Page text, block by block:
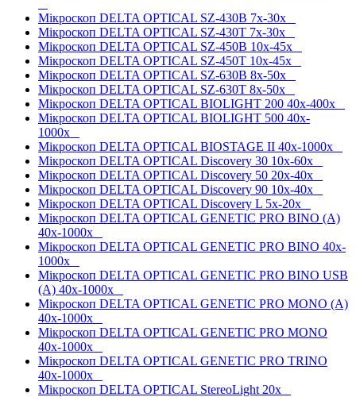
Мікроскоп DELTA OPTICAL SZ-430B 7х-30х
Мікроскоп DELTA OPTICAL SZ-430T 7х-30х
Мікроскоп DELTA OPTICAL SZ-450B 10х-45х
Мікроскоп DELTA OPTICAL SZ-450T 10х-45х
Мікроскоп DELTA OPTICAL SZ-630B 8х-50х
Мікроскоп DELTA OPTICAL SZ-630T 8х-50х
Мікроскоп DELTA OPTICAL BIOLIGHT 200 40x-400x
Мікроскоп DELTA OPTICAL BIOLIGHT 500 40x-
1000x
Мікроскоп DELTA OPTICAL BIOSTAGE II 40x-1000x
Мікроскоп DELTA OPTICAL Discovery 30 10x-60x
Мікроскоп DELTA OPTICAL Discovery 50 20x-40x
Мікроскоп DELTA OPTICAL Discovery 90 10x-40x
Мікроскоп DELTA OPTICAL Discovery L 5x-20x
Мікроскоп DELTA OPTICAL GENETIC PRO BINO (A)
40x-1000x
Мікроскоп DELTA OPTICAL GENETIC PRO BINO 40x-
1000x
Мікроскоп DELTA OPTICAL GENETIC PRO BINO USB
(A) 40x-1000x
Мікроскоп DELTA OPTICAL GENETIC PRO MONO (A)
40x-1000x
Мікроскоп DELTA OPTICAL GENETIC PRO MONO
40x-1000x
Мікроскоп DELTA OPTICAL GENETIC PRO TRINO
40x-1000x
Мікроскоп DELTA OPTICAL StereoLight 20x